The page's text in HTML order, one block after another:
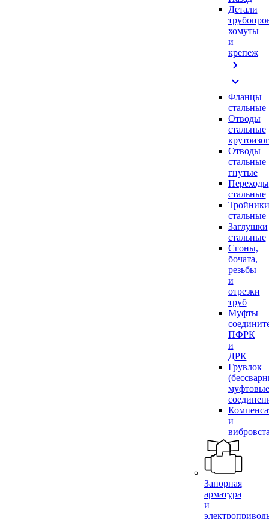
Детали
хомуты
и
крепеж
chevron_right
expand_more
Фланцы
стальные
Отводы
стальные
Отводы
стальные
гнутые
Переходы
стальные
Тройники
стальные
Заглушки
стальные
Сгоны,
бочата,
резьбы
и
отрезки
труб
Муфты
ПФРК
и
ДРК
Грувлок
муфтовые
и
Запорная
арматура
и